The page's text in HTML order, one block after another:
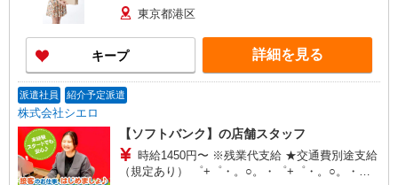
東京都港区
キープ 詳細を見る
派遣社員 紹介予定派遣
株式会社シエロ
【ソフトバンク】の店舗スタッフ
時給1450円〜 ※残業代支給 ★交通費別途支給
（規定あり） ゜+゜・。○。・゜+゜・。○。・゜